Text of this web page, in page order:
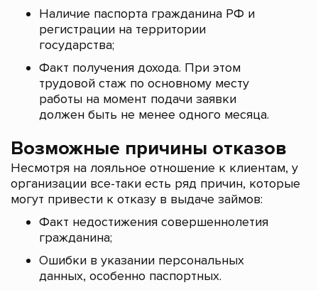
Наличие паспорта гражданина РФ и
регистрации на территории
государства;
Факт получения дохода. При этом
трудовой стаж по основному месту
работы на момент подачи заявки
должен быть не менее одного месяца.
Возможные причины отказов
Несмотря на лояльное отношение к клиентам, у
организации все-таки есть ряд причин, которые
могут привести к отказу в выдаче займов:
Факт недостижения совершеннолетия
гражданина;
Ошибки в указании персональных
данных, особенно паспортных.